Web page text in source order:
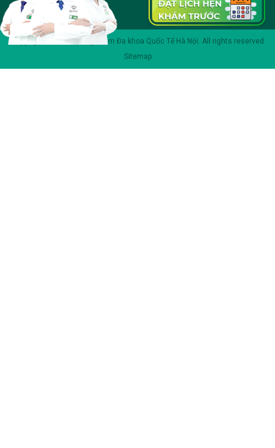
Copyright 2023 © Phòng khám Đa khoa Quốc Tế Hà Nội. All rights reserved
Sitemap